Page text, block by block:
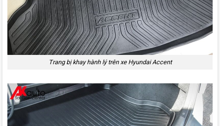
Trang bị khay hành lý trên xe Hyundai Accent